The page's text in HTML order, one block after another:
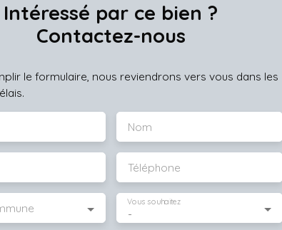
Intéressé par ce bien ?
Contactez-nous
le formulaire, nous reviendrons vers vous dans les
Nom
Téléphone
-
Vous souhaitez